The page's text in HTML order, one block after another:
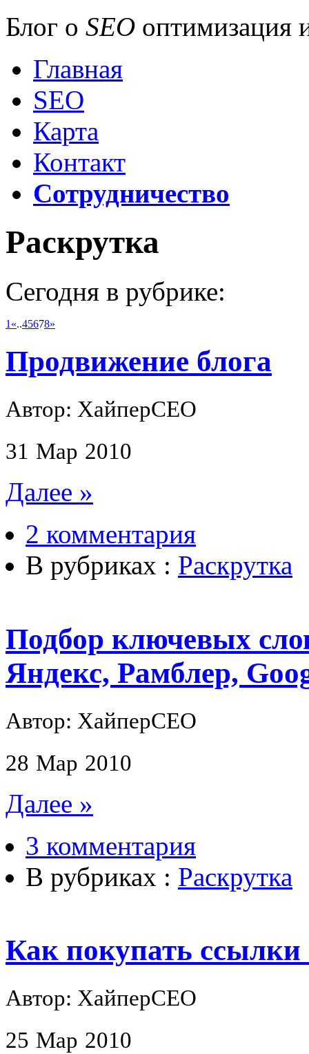
Блог о SEO оптимизация
Главная
SEO
Карта
Контакт
Сотрудничество
Раскрутка
Сегодня в рубрике:
1 «..45678»
Продвижение блога
Автор: ХайперСЕО
31 Мар 2010
Далее »
2 комментария
В рубриках : Раскрутка
Подбор ключевых
Яндекс, Рамблер,
Автор: ХайперСЕО
28 Мар 2010
Далее »
3 комментария
В рубриках : Раскрутка
Как покупать ссылки
Автор: ХайперСЕО
25 Мар 2010